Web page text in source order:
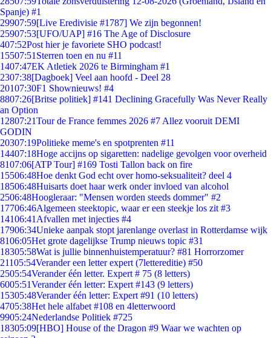
Spanje) #1
29907:59[Live Eredivisie #1787] We zijn begonnen!
25907:53[UFO/UAP] #16 The Age of Disclosure
407:52Post hier je favoriete SHO podcast!
15507:51 Sterren toen en nu #11
1407:47EK Atletiek 2026 te Birmingham #1
2307:38[Dagboek] Veel aan hoofd - Deel 28
20107:30F1 Shownieuws! #4
8807:26[Britse politiek] #141 Declining Gracefully Was Never Really
an Option
12807:21Tour de France femmes 2026 #7 Allez vooruit DEMI
GODIN
20307:19Politieke meme's en spotprenten #11
14407:18Hoge accijns op sigaretten: nadelige gevolgen voor overheid
8107:06[ATP Tour] #169 Tosti Tallon back on fire
15506:48Hoe denkt God echt over homo-seksualiteit? deel 4
18506:48Huisarts doet haar werk onder invloed van alcohol
2506:48Hoogleraar: "Mensen worden steeds dommer" #2
17706:46Algemeen steektopic, waar er een steekje los zit #3
14106:41 Afvallen met injecties #4
17906:34Unieke aanpak stopt jarenlange overlast in Rotterdamse wijk
8106:05Het grote dagelijkse Trump nieuws topic #31
18305:58Wat is jullie binnenhuistemperatuur? #81 Horrorzomer
21105:54Verander een letter expert (7lettereditie) #50
2505:54Verander één letter. Expert # 75 (8 letters)
6005:51Verander één letter: Expert #143 (9 letters)
15305:48Verander één letter: Expert #91 (10 letters)
4705:38Het hele alfabet #108 en 4letterwoord
9905:24Nederlandse Politiek #725
18305:09[HBO] House of the Dragon #9 Waar we wachten op